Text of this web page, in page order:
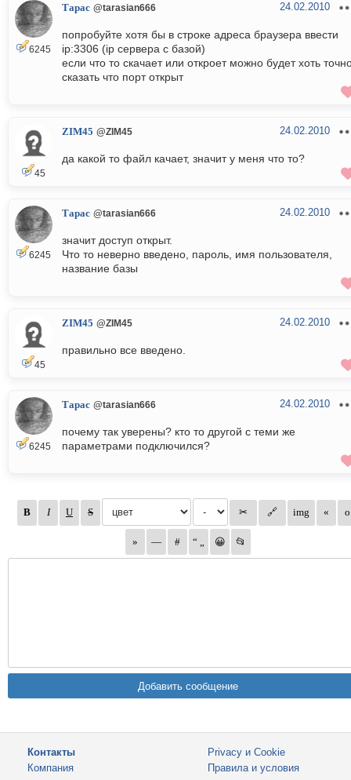
6245
Тарас @tarasian666 24.02.2010
попробуйте хотя бы в строке адреса браузера ввести
ip:3306 (ip сервера с базой)
если что то скачает или откроет можно будет хоть
сказать что порт открыт
45
ZIM45 @ZIM45 24.02.2010
да какой то файл качает, значит у меня что то?
6245
Тарас @tarasian666 24.02.2010
значит доступ открыт.
Что то неверно введено, пароль, имя пользователя,
название базы
45
ZIM45 @ZIM45 24.02.2010
правильно все введено.
6245
Тарас @tarasian666 24.02.2010
почему так уверены? кто то другой с теми же
параметрами подключился?
Контакты
Компания
Privacy и Cookie
Правила и условия